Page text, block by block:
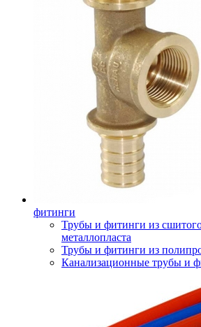
фитинги
Трубы и фитинги из
металлопласта
Трубы и фитинги из
Канализационные трубы и